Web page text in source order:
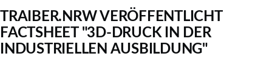
Factsheet
"Nachhaltige
Produktion
TRAIBER.NRW VERÖFFENTLICHT
FACTSHEET "3D-DRUCK IN DER
INDUSTRIELLEN AUSBILDUNG"